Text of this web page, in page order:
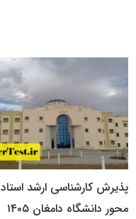
پذیرش کارشناسی ارشد استاد
محور دانشگاه دامغان ۱۴۰۵